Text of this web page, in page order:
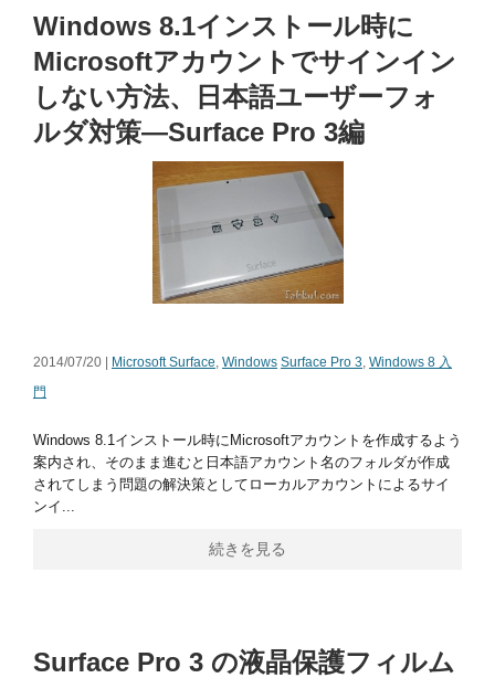
Windows 8.1インストール時に
Microsoftアカウントでサインイン
しない方法、日本語ユーザーフォ
ルダ対策―Surface Pro 3編
2014/07/20 | Microsoft Surface Windows Surface Pro 3 Windows 8 入
門
Windows 8.1インストール時にMicrosoftアカウントを作成するよう
案内され、そのまま進むと日本語アカウント名のフォルダが作成
されてしまう問題の解決策としてローカルアカウントによるサイ
ンイ...
続きを見る
Surface Pro 3 の液晶保護フィルム